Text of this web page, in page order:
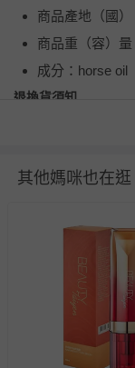
商品產地（國
商品重（容）量
成分：horse oil
退換貨須知
您所購買的商
瑕疵退換貨所
退貨，您可至
並點選『我要
至媽咪愛
與服務，謝謝。
針對滿件折/滿
其他媽咪也在逛